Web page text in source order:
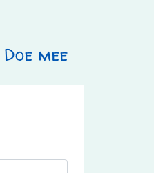
Doe mee